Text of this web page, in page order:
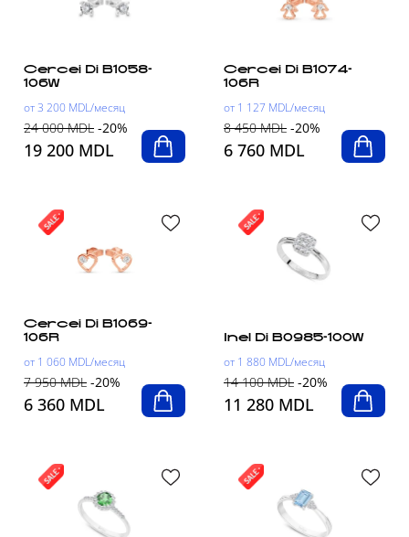
Cercei Di B1058-
106W
от 3 200 MDL/месяц
19 200 MDL
24 000 MDL -20%
Cercei Di B1074-
106R
от 1 127 MDL/месяц
6 760 MDL
8 450 MDL -20%
Cercei Di B1069-
106R
от 1 060 MDL/месяц
6 360 MDL
7 950 MDL -20%
Inel Di B0985-100W
от 1 880 MDL/месяц
11 280 MDL
14 100 MDL -20%